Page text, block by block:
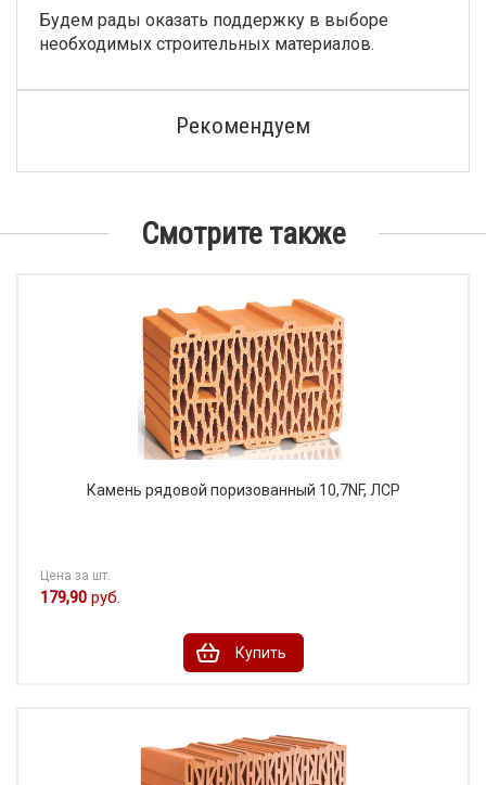
Будем рады оказать поддержку в выборе
необходимых строительных материалов.
Рекомендуем
Смотрите также
Камень рядовой поризованный 10,7NF, ЛСР
Цена за шт.
179,90 руб.
Купить